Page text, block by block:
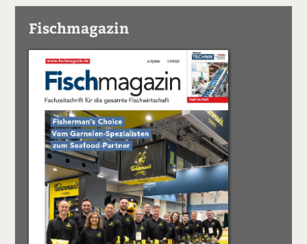
Fischmagazin